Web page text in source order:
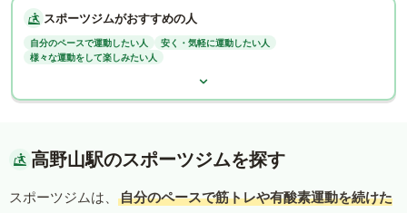
スポーツジムがおすすめの人
自分のペースで運動したい人
安く・気軽に運動したい人
様々な運動をして楽しみたい人
高野山駅のスポーツジムを探す
スポーツジムは、
自分のペースで筋トレや有酸素運動を続けた